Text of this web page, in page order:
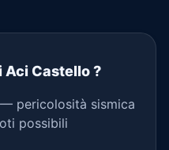
Castello?
pericolosità sismica
possibili